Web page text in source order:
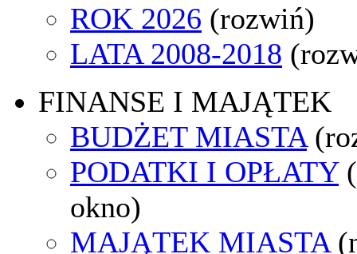
ROK 2026 (rozwiń)
LATA 2008-2018
FINANSE I MAJĄTEK
BUDŻET MIASTA
PODATKI I OPŁATY
okno)
MAJĄTEK MIASTA